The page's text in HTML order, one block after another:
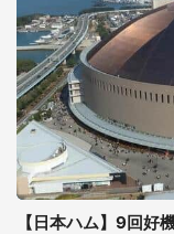
【日本ハム】9回好